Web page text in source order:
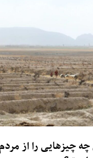
چیزهایی را از مردم